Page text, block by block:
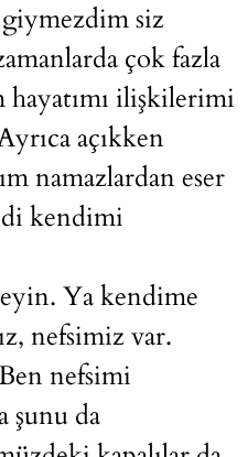
siz
çok fazla
ilişkilerimi
açıkken
namazlardan eser
kendimi
Ya kendime
nefsimiz var.
nefsimi
şunu da